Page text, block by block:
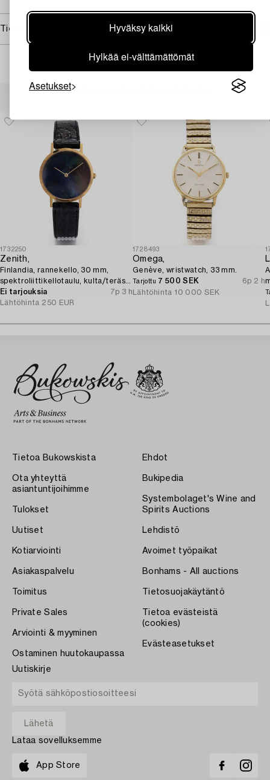
Hyväksy kaikki
Hylkää ei-välttämättömät
Asetukset
Tietoa ostamisesta
Muiden katsomia kohteita
1732250
Zenith,
Finlandia, rannekello, 30 mm,
spektroliittikellotaulu, kulta/teräs,
kvartsi.
Ei tarjouksia
7p 3 h
Lähtöhinta 250 EUR
1728493
Omega,
Genève, wristwatch, 33 mm.
Tarjottu 7 500 SEK
6p 2 h
Lähtöhinta 10 000 SEK
Tietoa Bukowskista
Ota yhteyttä
asiantuntijoihimme
Tulokset
Uutiset
Kotiarviointi
Asiakaspalvelu
Toimitus
Private Sales
Arviointi & myyminen
Ostaminen huutokaupassa
Ehdot
Bukipedia
Systembolaget's Wine and
Spirits Auctions
Lehdistö
Avoimet työpaikat
Bonhams - All auctions
Tietosuojakäytäntö
Tietoa evästeistä
(cookies)
Evästeasetukset
Uutiskirje
Lataa sovelluksemme
App Store